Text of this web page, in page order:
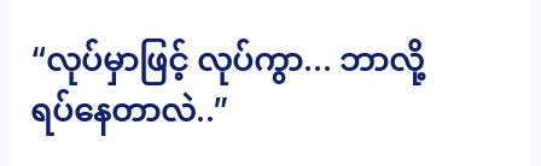
“လုပ်မှာဖြင့် လုပ်ကွာ… ဘာလို့
ရပ်နေတာလဲ..”